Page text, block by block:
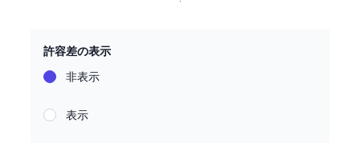
許容差の表示
非表示
表示